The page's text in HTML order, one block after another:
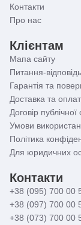
Контакти
Про нас
Клієнтам
Мапа сайту
Питання-відповідь
Гарантія та
Доставка та
Договір
Умови
Політика
Для юридичних
Контакти
+38 (095) 700 00
+38 (097) 700 00
+38 (073) 700 00